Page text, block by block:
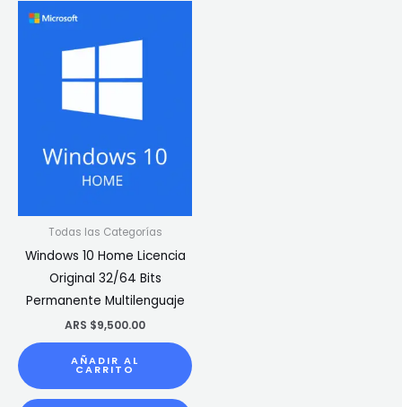
Todas las Categorías
Windows 10 Home Licencia
Original 32/64 Bits
Permanente Multilenguaje
ARS $9,500.00
AÑADIR AL
CARRITO